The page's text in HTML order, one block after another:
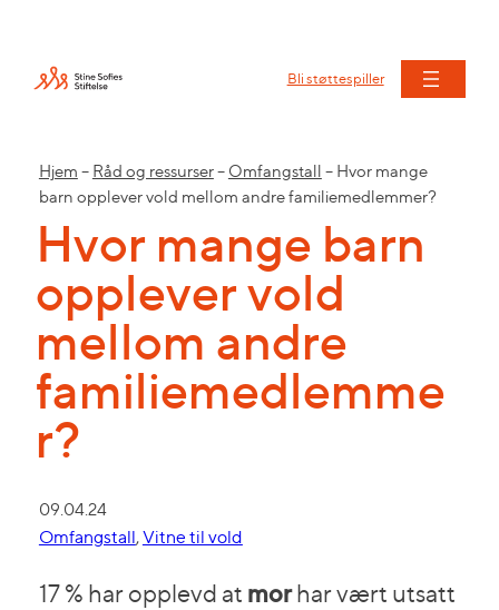
Bli støttespiller
Hjem – Råd og ressurser– Omfangstall – Hvor mange
barn opplever vold mellom andre familiemedlemmer?
Hvor mange barn
opplever vold
mellom andre
familiemedlemme
r?
09.04.24
Omfangstall, Vitne til vold
17 % har opplevd at morhar vært utsatt